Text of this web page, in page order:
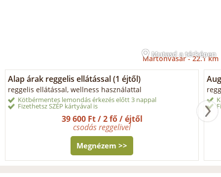
Mutasd a térképen
Martonvásár -22.1 km
Alap árak reggelis ellátással (1 éjtől)
reggelis ellátással, wellness használattal
Kötbérmentes lemondás érkezés előtt 3 nappal
Fizethetsz SZÉP kártyával is
39 600 Ft / 2 fő / éjtől
csodás reggelivel
Megnézem >>